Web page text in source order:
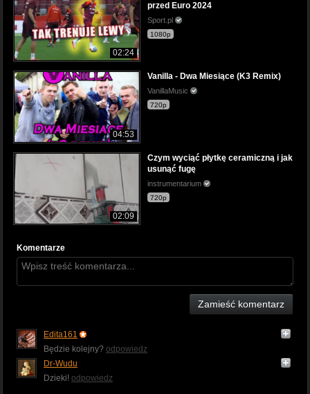
02:24
przed Euro 2024
Sport.pl
1080p
04:53
Vanilla - Dwa Miesiące (K3 Remix)
VanillaMusic
720p
02:09
Czym wyciąć płytkę ceramiczną i jak
usunąć fugę
instrumentarium
720p
Komentarze
Zamieść komentarz
Edita161
Będzie kolejny? odpowiedz
Dr-Wudu
Dzieki! odpowiedz